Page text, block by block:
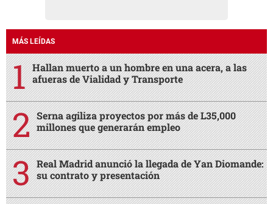
MÁS LEÍDAS
Hallan muerto a un hombre en una acera, a las
afueras de Vialidad y Transporte
Serna agiliza proyectos por más de L35,000
millones que generarán empleo
Real Madrid anunció la llegada de Yan Diomande:
su contrato y presentación